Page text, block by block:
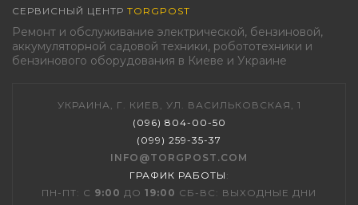
СЕРВИСНЫЙ ЦЕНТР TORGPOST
Ремонт и обслуживание электрической, бензиновой,
аккумуляторной садовой техники, робототехники и
бензинового оборудования в Киеве и Украине
УКРАИНА, Г. КИЕВ, УЛ. ВАСИЛЬКОВСКАЯ, 1
(096) 804-00-50
(099) 259-35-37
INFO@TORGPOST.COM
ГРАФИК РАБОТЫ :
ПН-ПТ: С 9:00 ДО 19:00 СБ-ВС: ВЫХОДНЫЕ ДНИ